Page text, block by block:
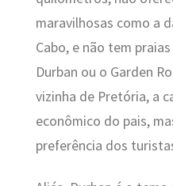
maravilhosas como a
Cabo, e não tem
Durban ou o Garden
vizinha de Pretória, a
econômico do pais,
preferência dos